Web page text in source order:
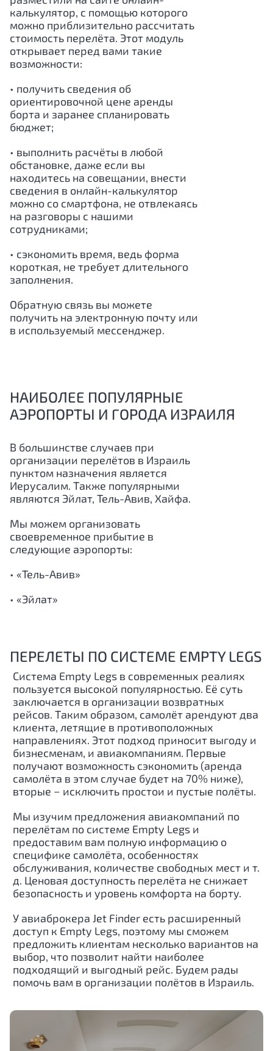
калькулятор, с помощью которого
можно приблизительно рассчитать
стоимость перелёта. Этот модуль
открывает перед вами такие
возможности:
• получить сведения об
ориентировочной цене аренды
борта и заранее спланировать
бюджет;
• выполнить расчёты в любой
обстановке, даже если вы
находитесь на совещании, внести
сведения в онлайн-калькулятор
можно со смартфона, не отвлекаясь
на разговоры с нашими
сотрудниками;
• сэкономить время, ведь форма
короткая, не требует длительного
заполнения.
Обратную связь вы можете
получить на электронную почту или
в используемый мессенджер.
НАИБОЛЕЕ ПОПУЛЯРНЫЕ
АЭРОПОРТЫ И ГОРОДА ИЗРАИЛЯ
В большинстве случаев при
организации перелётов в Израиль
пунктом назначения является
Иерусалим. Также популярными
являются Эйлат, Тель-Авив, Хайфа.
Мы можем организовать
своевременное прибытие в
следующие аэропорты:
• «Тель-Авив»
• «Эйлат»
ПЕРЕЛЕТЫ ПО СИСТЕМЕ EMPTY LEGS
Система Empty Legs в современных реалиях
пользуется высокой популярностью. Её суть
заключается в организации возвратных
рейсов. Таким образом, самолёт арендуют два
клиента, летящие в противоположных
направлениях. Этот подход приносит выгоду и
бизнесменам, и авиакомпаниям. Первые
получают возможность сэкономить (аренда
самолёта в этом случае будет на 70% ниже),
вторые − исключить простои и пустые полёты.
Мы изучим предложения авиакомпаний по
перелётам по системе Empty Legs и
предоставим вам полную информацию о
специфике самолёта, особенностях
обслуживания, количестве свободных мест и т.
д. Ценовая доступность перелёта не снижает
безопасность и уровень комфорта на борту.
У авиаброкера Jet Finder есть расширенный
доступ к Empty Legs, поэтому мы сможем
предложить клиентам несколько вариантов на
выбор, что позволит найти наиболее
подходящий и выгодный рейс. Будем рады
помочь вам в организации полётов в Израиль.